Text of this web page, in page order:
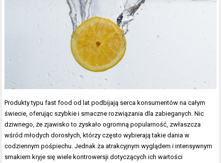
Produkty typu fast food od lat podbijają serca konsumentów na całym
świecie, oferując szybkie i smaczne rozwiązania dla zabieganych. Nic
dziwnego, że zjawisko to zyskało ogromną popularność, zwłaszcza
wśród młodych dorosłych, którzy często wybierają takie dania w
codziennym pośpiechu. Jednak za atrakcyjnym wyglądem i intensywnym
smakiem kryje się wiele kontrowersji dotyczących ich wartości